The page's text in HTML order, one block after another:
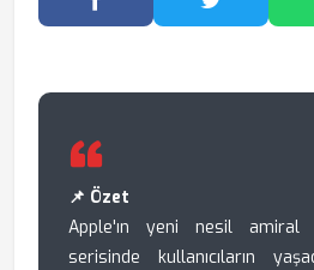
Facebook'ta Paylaş
📌 Özet
Apple'ın yeni nesil amiral
serisinde kullanıcıların